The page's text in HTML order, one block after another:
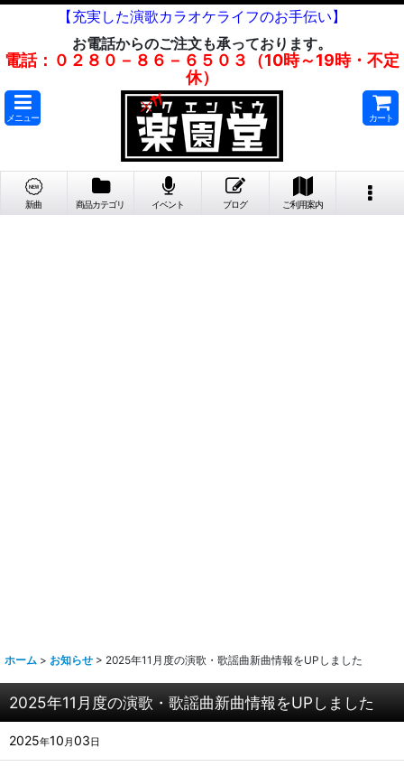
【充実した演歌カラオケライフのお手伝い】
お電話からのご注文も承っております。
電話：０２８０－８６－６５０３（10時～19時・不定
休）
メニュー カート
新曲 商品カテゴリ イベント ブログ ご利用案内
ホーム > お知らせ > 2025年11月度の演歌・歌謡曲新曲情報をUPしました
2025年11月度の演歌・歌謡曲新曲情報をUPしました
2025年10 月03日